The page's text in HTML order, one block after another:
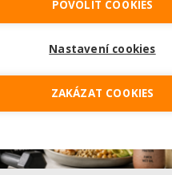
luštěniny jsou práv...
POVOLIT COOKIES
Nastavení cookies
ZAKÁZAT COOKIES